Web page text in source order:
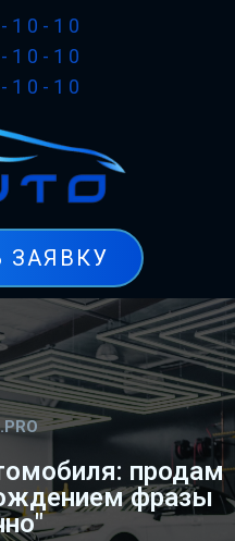
10-10
10-10
10-10
ЗАЯВКУ
продам
фразы